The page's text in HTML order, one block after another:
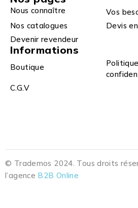
Nous connaître
Vos
Nos catalogues
Devis
Devenir revendeur
Informations
Boutique
C.G.V
© Trademos 2024. Tous droits
l’agence B2B Online